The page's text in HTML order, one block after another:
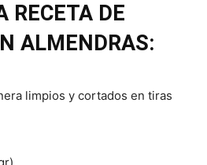
RECETA DE
ALMENDRAS:
limpios y cortados en tiras